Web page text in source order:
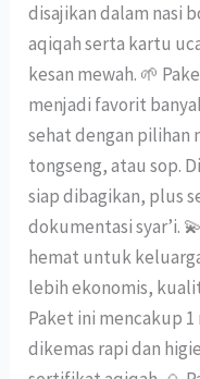
disajikan dalam nasi
aqiqah serta kartu
kesan mewah. 🌱
menjadi favorit
sehat dengan pilihan
tongseng, atau sop.
siap dibagikan, plus
dokumentasi syar’i.
hemat untuk
lebih ekonomis,
Paket ini mencakup
dikemas rapi dan